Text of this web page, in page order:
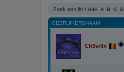
Zoek een lid • Alle A B C D
GEBRUIKERSNAAM
Ch3vr0n